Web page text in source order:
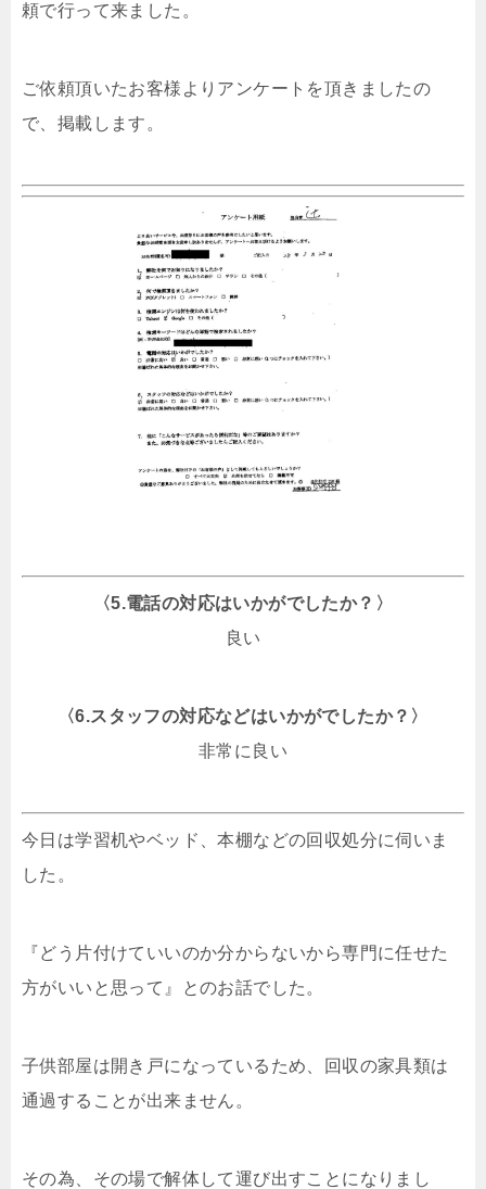
頼で行って来ました。
ご依頼頂いたお客様よりアンケートを頂きましたの
で、掲載します。
〈5.電話の対応はいかがでしたか？〉
良い
〈6.スタッフの対応などはいかがでしたか？〉
非常に良い
今日は学習机やベッド、本棚などの回収処分に伺いま
した。
『どう片付けていいのか分からないから専門に任せた
方がいいと思って』とのお話でした。
子供部屋は開き戸になっているため、回収の家具類は
通過することが出来ません。
その為、その場で解体して運び出すことになりまし